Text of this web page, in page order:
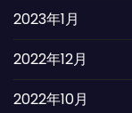
2023年1月
2022年12月
2022年10月